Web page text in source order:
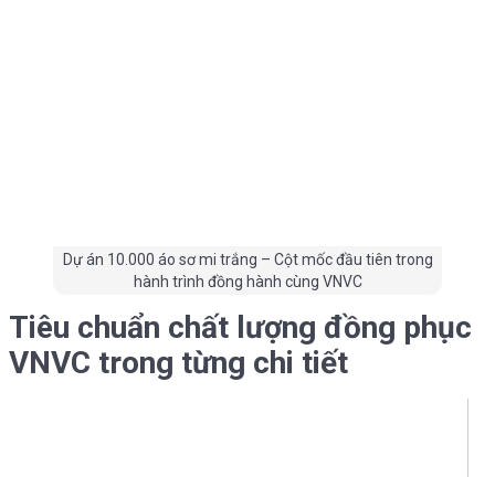
Dự án 10.000 áo sơ mi trắng – Cột mốc đầu tiên trong
hành trình đồng hành cùng VNVC
Tiêu chuẩn chất lượng đồng phục
VNVC trong từng chi tiết